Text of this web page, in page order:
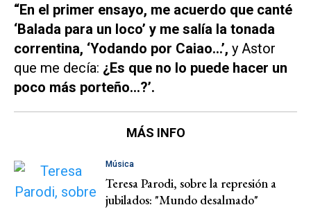
“En el primer ensayo, me acuerdo que canté
‘Balada para un loco’ y me salía la tonada
correntina, ‘Yodando por Caiao…’, y Astor
que me decía: ¿Es que no lo puede hacer un
poco más porteño...?’.
MÁS INFO
Música
Teresa Parodi, sobre la represión a
jubilados: "Mundo desalmado"